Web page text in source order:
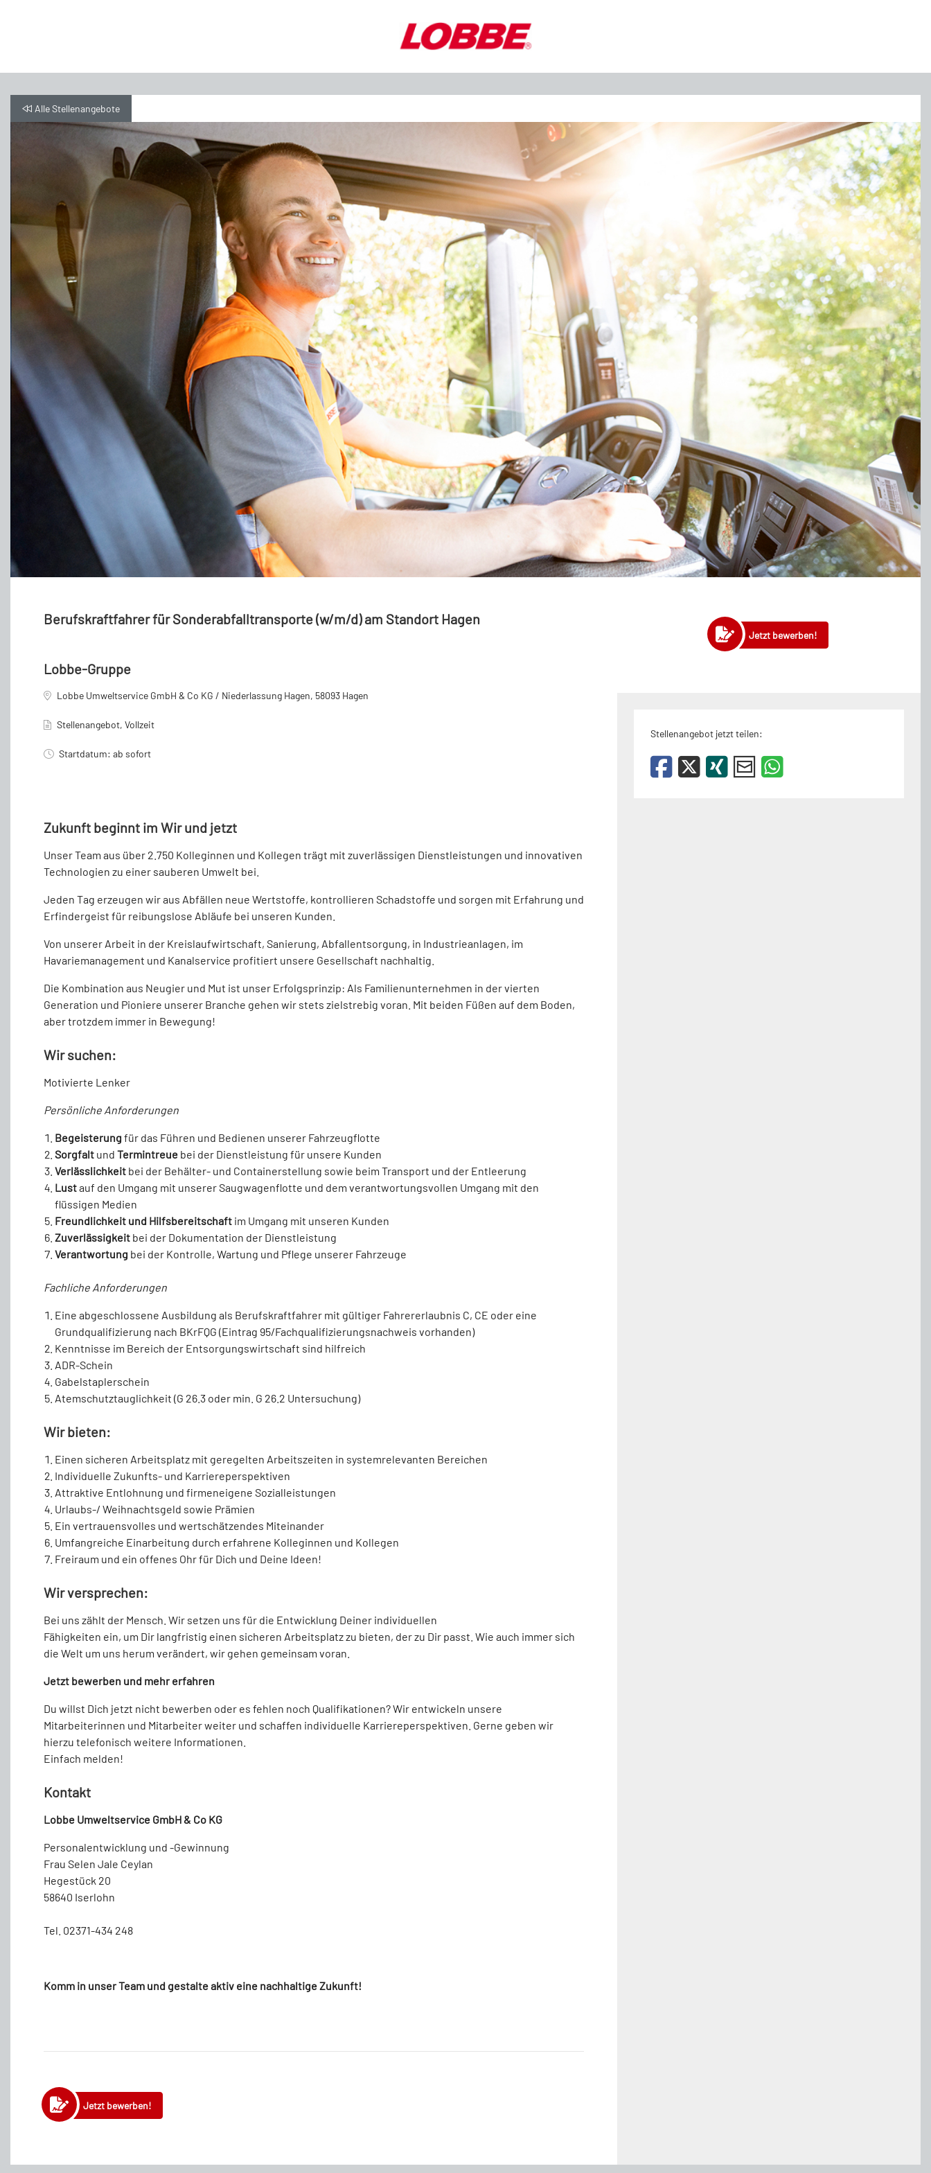
Alle Stellenangebote
Berufskraftfahrer für Sonderabfalltransporte (w/m/d) am Standort Hagen
Lobbe-Gruppe
Lobbe Umweltservice GmbH & Co KG / Niederlassung Hagen, 58093 Hagen
Stellenangebot, Vollzeit
Startdatum: ab sofort
Zukunft beginnt im Wir und jetzt
Unser Team aus über 2.750 Kolleginnen und Kollegen trägt mit zuverlässigen Dienstleistungen und innovativen
Technologien zu einer sauberen Umwelt bei.
Jeden Tag erzeugen wir aus Abfällen neue Wertstoffe, kontrollieren Schadstoffe und sorgen mit Erfahrung und
Erfindergeist für reibungslose Abläufe bei unseren Kunden.
Von unserer Arbeit in der Kreislaufwirtschaft, Sanierung, Abfallentsorgung, in Industrieanlagen, im
Havariemanagement und Kanalservice profitiert unsere Gesellschaft nachhaltig.
Die Kombination aus Neugier und Mut ist unser Erfolgsprinzip: Als Familienunternehmen in der vierten
Generation und Pioniere unserer Branche gehen wir stets zielstrebig voran. Mit beiden Füßen auf dem Boden,
aber trotzdem immer in Bewegung!
Wir suchen:
Motivierte Lenker
Persönliche Anforderungen
Begeisterung für das Führen und Bedienen unserer Fahrzeugflotte
Sorgfalt und Termintreue bei der Dienstleistung für unsere Kunden
Verlässlichkeit bei der Behälter- und Containerstellung sowie beim Transport und der Entleerung
Lustauf den Umgang mit unserer Saugwagenflotte und dem verantwortungsvollen Umgang mit den
flüssigen Medien
Freundlichkeit und Hilfsbereitschaft im Umgang mit unseren Kunden
Zuverlässigkeit bei der Dokumentation der Dienstleistung
Verantwortung bei der Kontrolle, Wartung und Pflege unserer Fahrzeuge
Fachliche Anforderungen
Eine abgeschlossene Ausbildung als Berufskraftfahrer mit gültiger Fahrererlaubnis C, CE oder eine
Grundqualifizierung nach BKrFQG (Eintrag 95/Fachqualifizierungsnachweis vorhanden)
Kenntnisse im Bereich der Entsorgungswirtschaft sind hilfreich
ADR-Schein
Gabelstaplerschein
Atemschutztauglichkeit (G 26.3 oder min. G 26.2 Untersuchung)
Wir bieten:
Einen sicheren Arbeitsplatz mit geregelten Arbeitszeiten in systemrelevanten Bereichen
Individuelle Zukunfts- und Karriereperspektiven
Attraktive Entlohnung und firmeneigene Sozialleistungen
Urlaubs-/ Weihnachtsgeld sowie Prämien
Ein vertrauensvolles und wertschätzendes Miteinander
Umfangreiche Einarbeitung durch erfahrene Kolleginnen und Kollegen
Freiraum und ein offenes Ohr für Dich und Deine Ideen!
Wir versprechen:
Bei uns zählt der Mensch. Wir setzen uns für die Entwicklung Deiner individuellen
Fähigkeiten ein, um Dir langfristig einen sicheren Arbeitsplatz zu bieten, der zu Dir passt. Wie auch immer sich
die Welt um uns herum verändert, wir gehen gemeinsam voran.
Jetzt bewerben und mehr erfahren
Du willst Dich jetzt nicht bewerben oder es fehlen noch Qualifikationen? Wir entwickeln unsere
Mitarbeiterinnen und Mitarbeiter weiter und schaffen individuelle Karriereperspektiven. Gerne geben wir
hierzu telefonisch weitere Informationen.
Einfach melden!
Kontakt
Lobbe Umweltservice GmbH & Co KG
Personalentwicklung und -Gewinnung
Frau Selen Jale Ceylan
Hegestück 20
58640 Iserlohn
Tel. 02371-434 248
Komm in unser Team und gestalte aktiv eine nachhaltige Zukunft!
Jetzt bewerben!
Jetzt bewerben!
Stellenangebot jetzt teilen: